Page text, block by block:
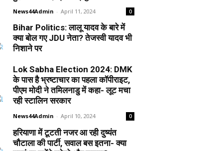
News44Admin - April 11, 2024 0
Bihar Politics: लालू यादव के बारे में
क्या बोल गए JDU नेता? तेजस्वी यादव भी
निशाने पर
Lok Sabha Election 2024: DMK
के पास है भ्रष्टाचार का पहला कॉपीराइट,
पीएम मोदी ने तमिलनाडु में कहा- लूट मचा
रही स्टालिन सरकार
News44Admin - April 10, 2024 0
हरियाणा में टूटती नजर आ रही दुष्यंत
चौटाला की पार्टी, सवाल बस इतना- क्या